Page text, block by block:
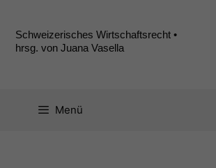
Schweizerisches Wirtschaftsrecht •
hrsg. von Juana Vasella
Menü